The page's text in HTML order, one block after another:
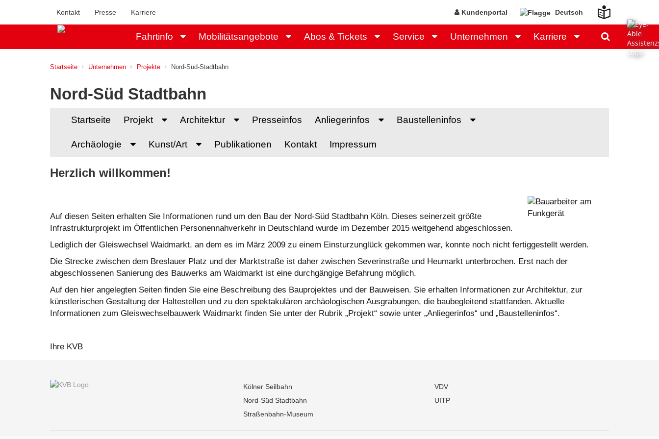
Kontakt Presse Karriere Deutsch
Kundenportal
Fahrtinfo Mobilitätsangebote Abos & Tickets Service Unternehmen Karriere
Startseite Unternehmen Projekte Nord-Süd-Stadtbahn
Nord-Süd Stadtbahn
Startseite Projekt Architektur Presseinfos Anliegerinfos Baustelleninfos
Archäologie Kunst/Art Publikationen Kontakt Impressum
Herzlich willkommen!
Auf diesen Seiten erhalten Sie Informationen rund um den Bau der Nord-Süd Stadtbahn Köln. Dieses seinerzeit größte
Infrastrukturprojekt im Öffentlichen Personennahverkehr in Deutschland wurde im Dezember 2015 weitgehend abgeschlossen.
Lediglich der Gleiswechsel Waidmarkt, an dem es im März 2009 zu einem Einsturzunglück gekommen war, konnte noch nicht fertiggestellt werden.
Die Strecke zwischen dem Breslauer Platz und der Marktstraße ist daher zwischen Severinstraße und Heumarkt unterbrochen. Erst nach der
abgeschlossenen Sanierung des Bauwerks am Waidmarkt ist eine durchgängige Befahrung möglich.
Auf den hier angelegten Seiten finden Sie eine Beschreibung des Bauprojektes und der Bauweisen. Sie erhalten Informationen zur Architektur, zur
künstlerischen Gestaltung der Haltestellen und zu den spektakulären archäologischen Ausgrabungen, die baubegleitend stattfanden. Aktuelle
Informationen zum Gleiswechselbauwerk Waidmarkt finden Sie unter der Rubrik „Projekt“ sowie unter „Anliegerinfos“ und „Baustelleninfos“.
Ihre KVB
Kölner Seilbahn
Nord-Süd Stadtbahn
Straßenbahn-Museum
VDV
UITP